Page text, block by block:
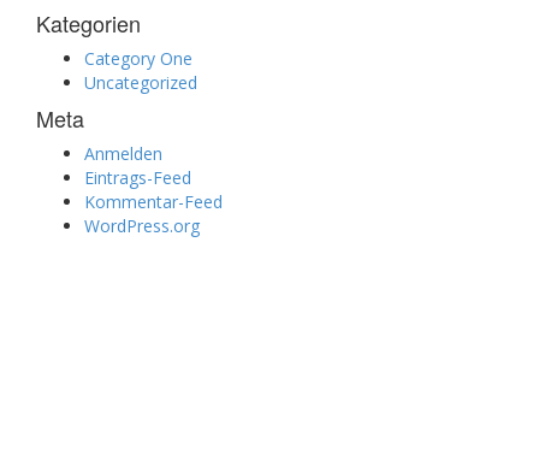
Kategorien
Category One
Uncategorized
Meta
Anmelden
Eintrags-Feed
Kommentar-Feed
WordPress.org